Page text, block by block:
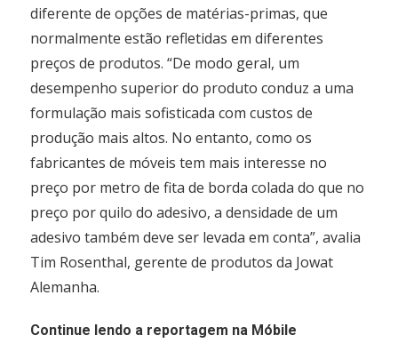
diferente de opções de matérias-primas, que
normalmente estão refletidas em diferentes
preços de produtos. “De modo geral, um
desempenho superior do produto conduz a uma
formulação mais sofisticada com custos de
produção mais altos. No entanto, como os
fabricantes de móveis tem mais interesse no
preço por metro de fita de borda colada do que no
preço por quilo do adesivo, a densidade de um
adesivo também deve ser levada em conta”, avalia
Tim Rosenthal, gerente de produtos da Jowat
Alemanha.
Continue lendo a reportagem na Móbile